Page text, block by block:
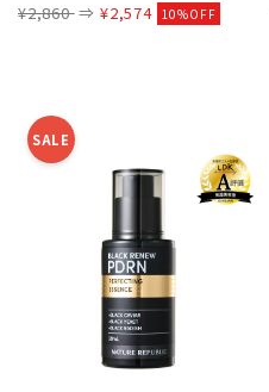
¥2,860⇒¥2,574 10%OFF
SALE